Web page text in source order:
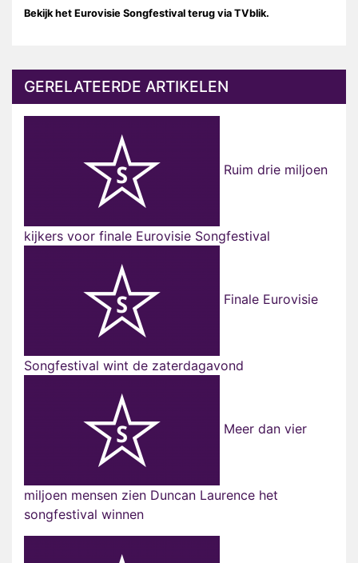
Bekijk het Eurovisie Songfestival terug via TVblik.
GERELATEERDE ARTIKELEN
Ruim drie miljoen
kijkers voor finale Eurovisie Songfestival
Finale Eurovisie
Songfestival wint de zaterdagavond
Meer dan vier
miljoen mensen zien Duncan Laurence het
songfestival winnen